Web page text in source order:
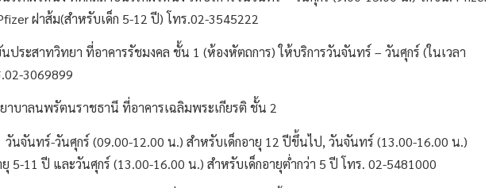
ฝาส้ม(สำหรับเด็ก 5-12 ปี) โทร.02-3545222
สาทวิทยา ที่อาคารรัชมงคล ชั้น 1 (ห้องหัตถการ) ให้บริการวันจันทร์ – วันศุกร์ (ในเวลา
3069899
ลนพรัตนราชธานี ที่อาคารเฉลิมพระเกียรติ ชั้น 2
วันจันทร์-วันศุกร์ (09.00-12.00 น.) สำหรับเด็กอายุ 12 ปีขึ้นไป, วันจันทร์ (13.00-16.00 น.)
5-11 ปี และวันศุกร์ (13.00-16.00 น.) สำหรับเด็กอายุต่ำกว่า 5 ปี โทร. 02-5481000